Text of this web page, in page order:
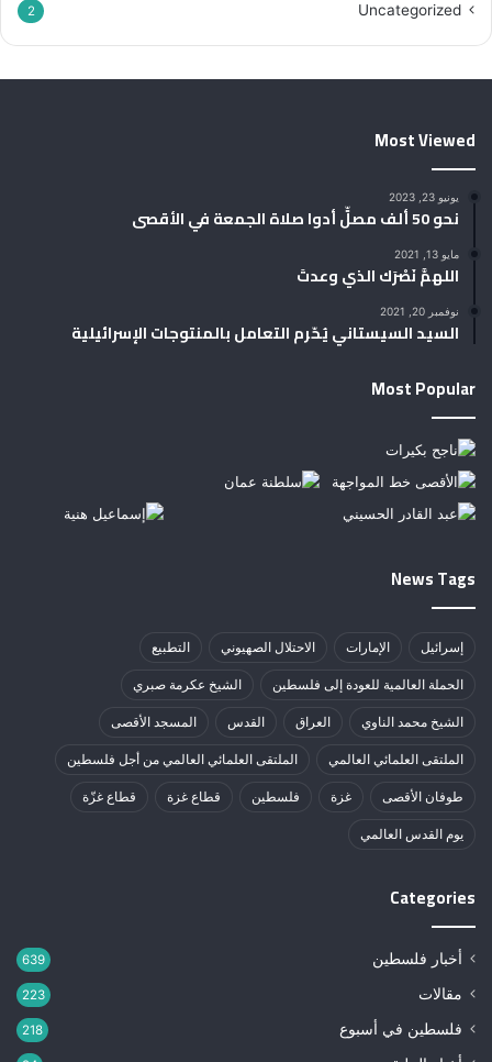
Uncategorized
2
Most Viewed
يونيو 23, 2023
نحو 50 ألف مصلٍّ أدوا صلاة الجمعة في الأقصى
مايو 13, 2021
اللهمَّ نَصْرَك الذي وعدتَ
نوفمبر 20, 2021
السيد السيستاني يُحّرم التعامل بالمنتوجات الإسرائيلية
Most Popular
News Tags
إسرائيل الإمارات الاحتلال الصهيوني التطبيع
الحملة العالمية للعودة إلى فلسطين الشيخ عكرمة صبري
الشيخ محمد الناوي العراق القدس المسجد الأقصى
الملتقى العلمائي العالمي الملتقى العلمائي العالمي من أجل فلسطين
طوفان الأقصى غزة فلسطين قطاع غزة قطاع غزّة
يوم القدس العالمي
Categories
أخبار فلسطين 639
مقالات 223
فلسطين في أسبوع 218